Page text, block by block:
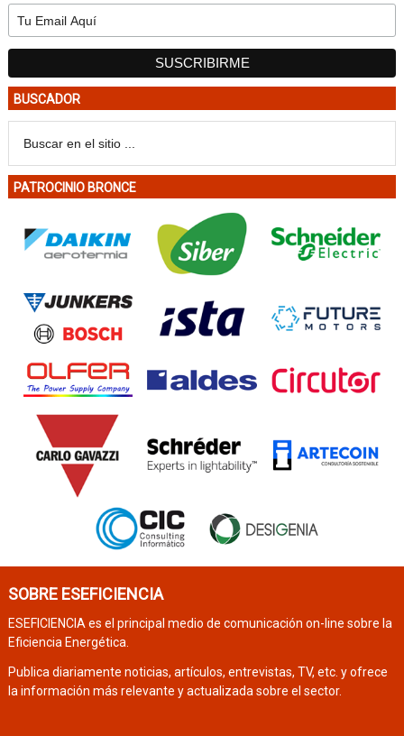
BUSCADOR
PATROCINIO BRONCE
SOBRE ESEFICIENCIA
ESEFICIENCIA es el principal medio de comunicación on-line sobre la
Eficiencia Energética.
Publica diariamente noticias, artículos, entrevistas, TV, etc. y ofrece
la información más relevante y actualizada sobre el sector.